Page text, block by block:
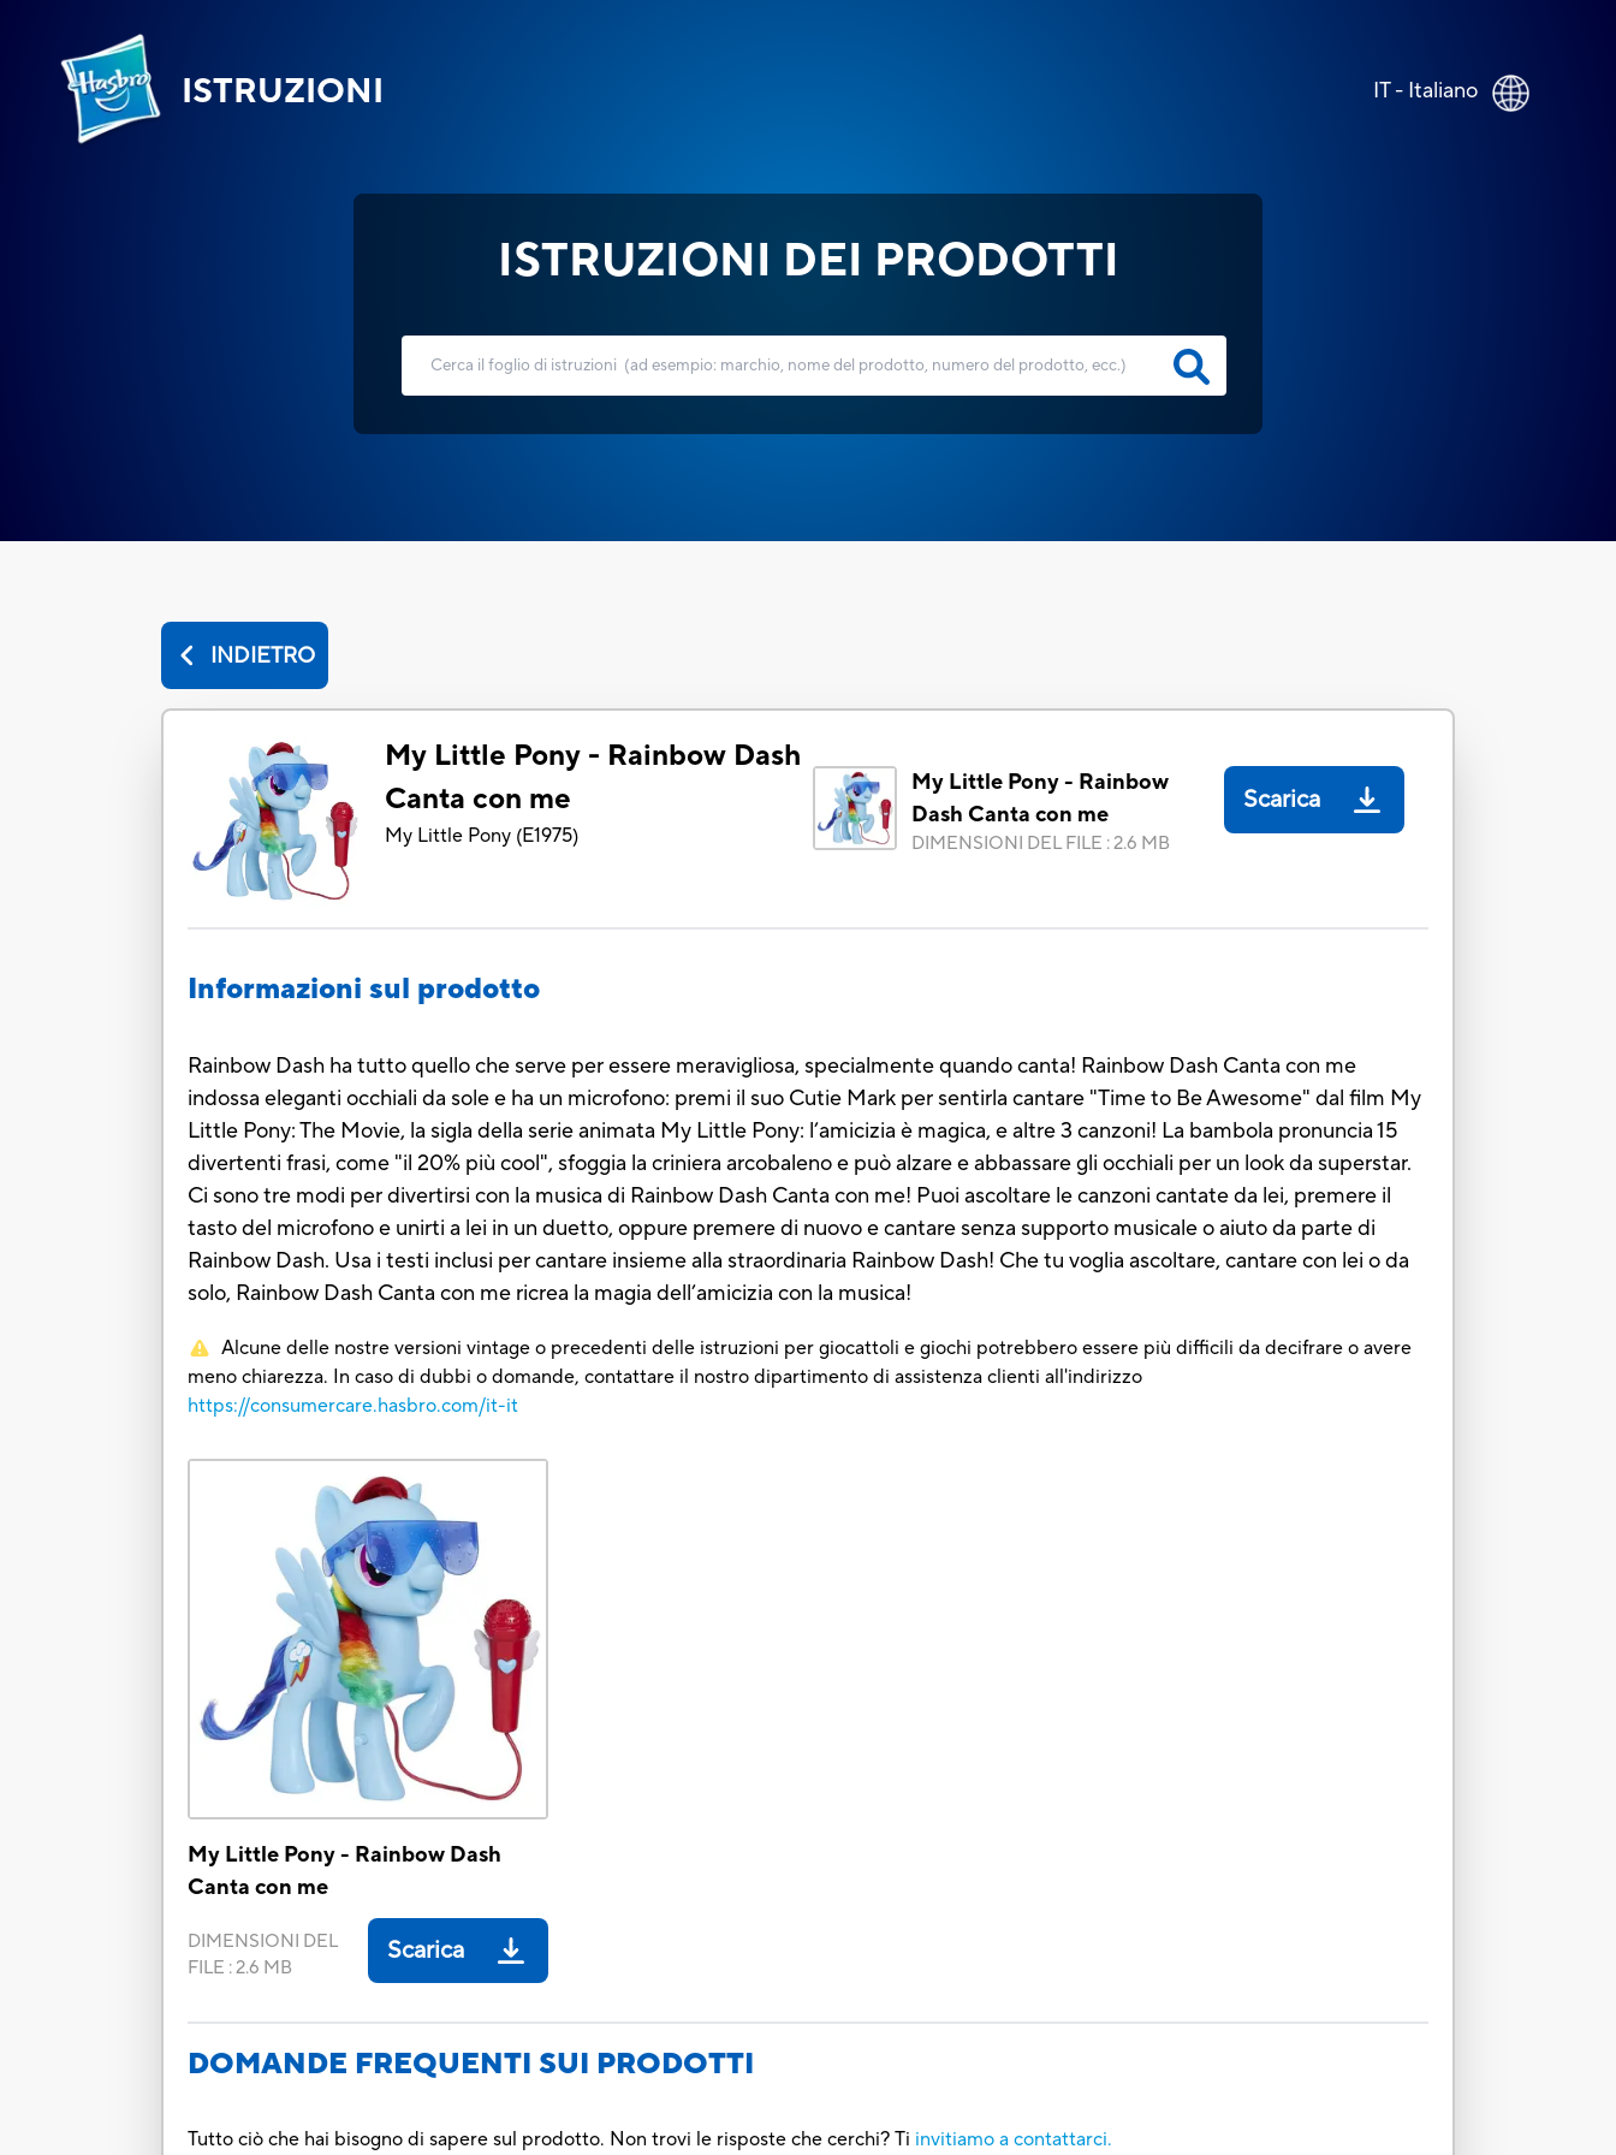
ISTRUZIONI IT - Italiano
ISTRUZIONI DEI PRODOTTI
INDIETRO
My Little Pony - Rainbow Dash
Canta con me
My Little Pony (E1975)
My Little Pony - Rainbow
Dash Canta con me
DIMENSIONI DEL FILE :2.6 MB
Scarica
Informazioni sul prodotto
Rainbow Dash ha tutto quello che serve per essere meravigliosa, specialmente quando canta! Rainbow Dash Canta con me
indossa eleganti occhiali da sole e ha un microfono: premi il suo Cutie Mark per sentirla cantare "Time to Be Awesome" dal film My
Little Pony: The Movie, la sigla della serie animata My Little Pony: l’amicizia è magica, e altre 3 canzoni! La bambola pronuncia 15
divertenti frasi, come "il 20% più cool", sfoggia la criniera arcobaleno e può alzare e abbassare gli occhiali per un look da superstar.
Ci sono tre modi per divertirsi con la musica di Rainbow Dash Canta con me! Puoi ascoltare le canzoni cantate da lei, premere il
tasto del microfono e unirti a lei in un duetto, oppure premere di nuovo e cantare senza supporto musicale o aiuto da parte di
Rainbow Dash. Usa i testi inclusi per cantare insieme alla straordinaria Rainbow Dash! Che tu voglia ascoltare, cantare con lei o da
solo, Rainbow Dash Canta con me ricrea la magia dell’amicizia con la musica!
Alcune delle nostre versioni vintage o precedenti delle istruzioni per giocattoli e giochi potrebbero essere più difficili da decifrare o avere
meno chiarezza. In caso di dubbi o domande, contattare il nostro dipartimento di assistenza clienti all'indirizzo
https://consumercare.hasbro.com/it-it
My Little Pony - Rainbow Dash
Canta con me
DIMENSIONI DEL
FILE :2.6 MB
Scarica
DOMANDE FREQUENTI SUI PRODOTTI
Tutto ciò che hai bisogno di sapere sul prodotto. Non trovi le risposte che cerchi? Ti invitiamo a contattarci.